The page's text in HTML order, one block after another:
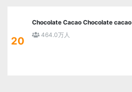
20
Chocolate Cacao Chocolate cacao
464.0万人